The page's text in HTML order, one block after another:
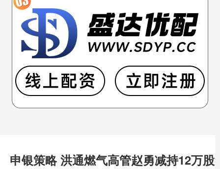
申银策略 洪通燃气高管赵勇减持12万股